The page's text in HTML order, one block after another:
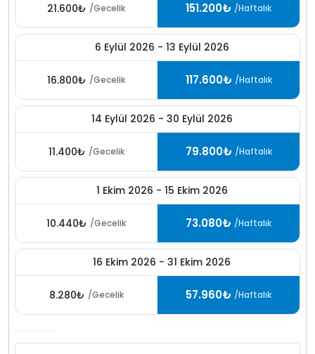
21.600₺ /Gecelik 151.200₺ /Haftalık
6 Eylül 2026 - 13 Eylül 2026
16.800₺ /Gecelik 117.600₺ /Haftalık
14 Eylül 2026 - 30 Eylül 2026
11.400₺ /Gecelik 79.800₺ /Haftalık
1 Ekim 2026 - 15 Ekim 2026
10.440₺ /Gecelik 73.080₺ /Haftalık
16 Ekim 2026 - 31 Ekim 2026
8.280₺ /Gecelik 57.960₺ /Haftalık